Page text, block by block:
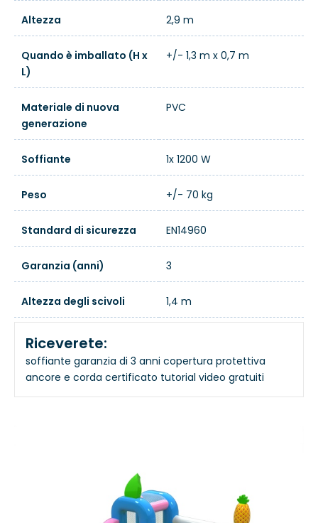
Altezza 2,9 m
Quando è imballato (H x
L)
+/- 1,3 m x 0,7 m
Materiale di nuova
generazione
PVC
Soffiante 1x 1200 W
Peso +/- 70 kg
Standard di sicurezza EN14960
Garanzia (anni) 3
Altezza degli scivoli 1,4 m
Riceverete:
soffiante garanzia di 3 anni copertura protettiva
ancore e corda certificato tutorial video gratuiti